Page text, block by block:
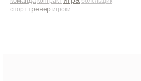
спорт тренер игроки